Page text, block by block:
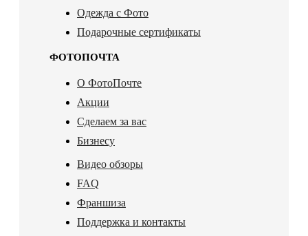
Одежда с Фото
Подарочные сертификаты
ФОТОПОЧТА
О ФотоПочте
Акции
Сделаем за вас
Бизнесу
Видео обзоры
FAQ
Франшиза
Поддержка и контакты